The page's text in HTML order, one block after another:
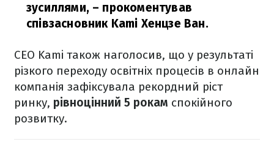
зусиллями, – прокоментував
співзасновник Kami Хенцзе Ван.
СЕО Kami також наголосив, що у результаті
різкого переходу освітніх процесів в онлайн
компанія зафіксувала рекордний ріст
ринку, рівноцінний 5 рокам спокійного
розвитку.